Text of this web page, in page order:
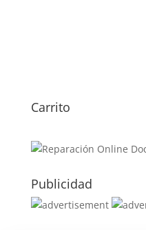
Carrito
Publicidad